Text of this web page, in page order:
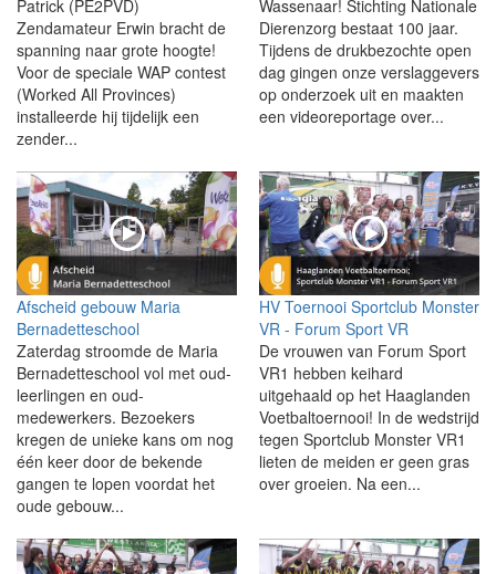
Patrick (PE2PVD)
Zendamateur Erwin bracht de
spanning naar grote hoogte!
Voor de speciale WAP contest
(Worked All Provinces)
installeerde hij tijdelijk een
zender...
Wassenaar! Stichting Nationale
Dierenzorg bestaat 100 jaar.
Tijdens de drukbezochte open
dag gingen onze verslaggevers
op onderzoek uit en maakten
een videoreportage over...
Afscheid gebouw Maria
Bernadetteschool
Zaterdag stroomde de Maria
Bernadetteschool vol met oud-
leerlingen en oud-
medewerkers. Bezoekers
kregen de unieke kans om nog
één keer door de bekende
gangen te lopen voordat het
oude gebouw...
HV Toernooi Sportclub Monster
VR - Forum Sport VR
De vrouwen van Forum Sport
VR1 hebben keihard
uitgehaald op het Haaglanden
Voetbaltoernooi! In de wedstrijd
tegen Sportclub Monster VR1
lieten de meiden er geen gras
over groeien. Na een...